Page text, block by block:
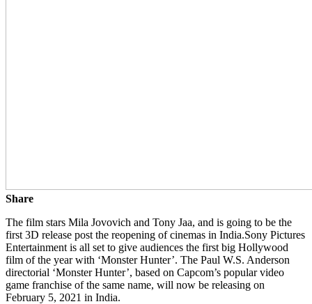
Share
The film stars Mila Jovovich and Tony Jaa, and is going to be the
first 3D release post the reopening of cinemas in India.Sony Pictures
Entertainment is all set to give audiences the first big Hollywood
film of the year with ‘Monster Hunter’. The Paul W.S. Anderson
directorial ‘Monster Hunter’, based on Capcom’s popular video
game franchise of the same name, will now be releasing on
February 5, 2021 in India.